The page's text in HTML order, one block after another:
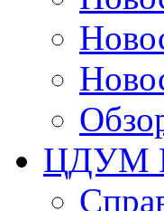
ЦДУМ